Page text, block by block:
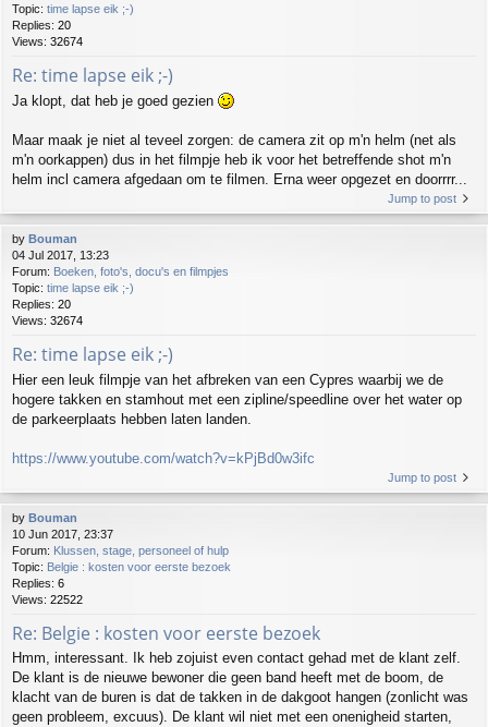
Topic: time lapse eik ;-)
Replies: 20
Views: 32674
Re: time lapse eik ;-)
Ja klopt, dat heb je goed gezien
Maar maak je niet al teveel zorgen: de camera zit op m'n helm (net als
m'n oorkappen) dus in het filmpje heb ik voor het betreffende shot m'n
helm incl camera afgedaan om te filmen. Erna weer opgezet en doorrrr...
Jump to post
by Bouman
04 Jul 2017, 13:23
Forum: Boeken, foto's, docu's en filmpjes
Topic: time lapse eik ;-)
Replies: 20
Views: 32674
Re: time lapse eik ;-)
Hier een leuk filmpje van het afbreken van een Cypres waarbij we de
hogere takken en stamhout met een zipline/speedline over het water op
de parkeerplaats hebben laten landen.
https://www.youtube.com/watch?v=kPjBd0w3ifc
Jump to post
by Bouman
10 Jun 2017, 23:37
Forum: Klussen, stage, personeel of hulp
Topic: Belgie : kosten voor eerste bezoek
Replies: 6
Views: 22522
Re: Belgie : kosten voor eerste bezoek
Hmm, interessant. Ik heb zojuist even contact gehad met de klant zelf.
De klant is de nieuwe bewoner die geen band heeft met de boom, de
klacht van de buren is dat de takken in de dakgoot hangen (zonlicht was
geen probleem, excuus). De klant wil niet met een onenigheid starten,